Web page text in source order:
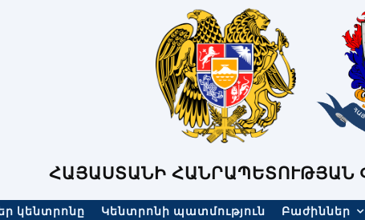
ՀԱՅԱՍՏԱՆԻ ՀԱՆՐԱՊԵՏՈՒԹՅԱՆ
կենտրոնը Կենտրոնի պատմություն Բաժիններ